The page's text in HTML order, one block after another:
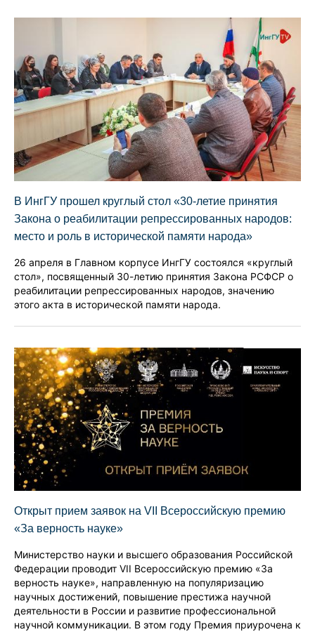
В ИнгГУ прошел круглый стол «30-летие принятия
Закона о реабилитации репрессированных народов:
место и роль в исторической памяти народа»
26 апреля в Главном корпусе ИнгГУ состоялся «круглый
стол», посвященный 30-летию принятия Закона РСФСР о
реабилитации репрессированных народов, значению
этого акта в исторической памяти народа.
Открыт прием заявок на VII Всероссийскую премию
«За верность науке»
Министерство науки и высшего образования Российской
Федерации проводит VII Всероссийскую премию «За
верность науке», направленную на популяризацию
научных достижений, повышение престижа научной
деятельности в России и развитие профессиональной
научной коммуникации. В этом году Премия приурочена к